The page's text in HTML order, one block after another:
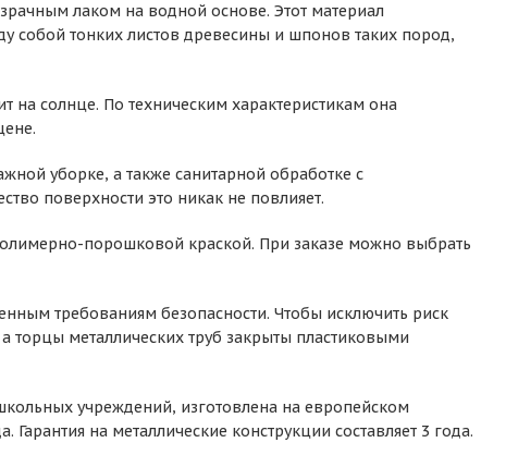
лаком на водной основе. Этот материал
собой тонких листов древесины и шпонов таких пород,
на солнце. По техническим характеристикам она
уборке, а также санитарной обработке с
поверхности это никак не повлияет.
порошковой краской. При заказе можно выбрать
требованиям безопасности. Чтобы исключить риск
металлических труб закрыты пластиковыми
учреждений, изготовлена на европейском
на металлические конструкции составляет 3 года.